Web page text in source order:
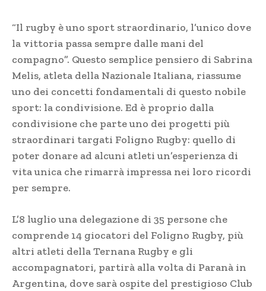
“Il rugby è uno sport straordinario, l’unico dove
la vittoria passa sempre dalle mani del
compagno”. Questo semplice pensiero di Sabrina
Melis, atleta della Nazionale Italiana, riassume
uno dei concetti fondamentali di questo nobile
sport: la condivisione. Ed è proprio dalla
condivisione che parte uno dei progetti più
straordinari targati Foligno Rugby: quello di
poter donare ad alcuni atleti un’esperienza di
vita unica che rimarrà impressa nei loro ricordi
per sempre.
L’8 luglio una delegazione di 35 persone che
comprende 14 giocatori del Foligno Rugby, più
altri atleti della Ternana Rugby e gli
accompagnatori, partirà alla volta di Paranà in
Argentina, dove sarà ospite del prestigioso Club